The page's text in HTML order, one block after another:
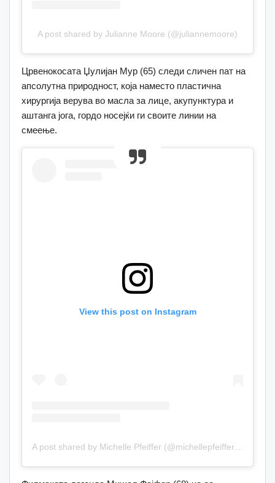
A post shared by Julianne Moore (@juliannemoore)
Црвенокосата Џулијан Мур (65) следи сличен пат на
апсолутна природност, која наместо пластична
хирургија верува во масла за лице, акупунктура и
аштанга јога, гордо носејќи ги своите линии на
смеење.
View this post on Instagram